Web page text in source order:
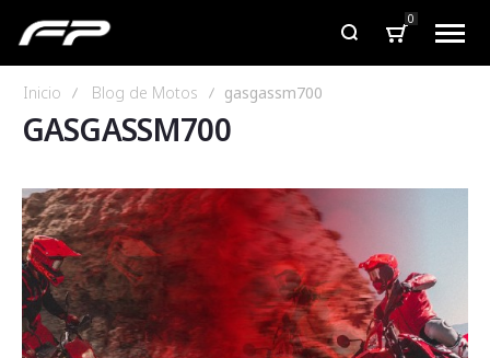
0
Inicio Blog de Motos gasgassm700
GASGASSM700